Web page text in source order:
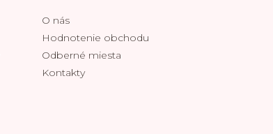
O nás
Hodnotenie obchodu
Odberné miesta
Kontakty